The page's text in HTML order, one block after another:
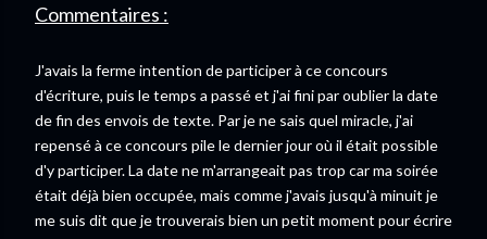
Commentaires :
J'avais la ferme intention de participer à ce concours
d'écriture, puis le temps a passé et j'ai fini par oublier la date
de fin des envois de texte. Par je ne sais quel miracle, j'ai
repensé à ce concours pile le dernier jour où il était possible
d'y participer. La date ne m'arrangeait pas trop car ma soirée
était déjà bien occupée, mais comme j'avais jusqu'à minuit je
me suis dit que je trouverais bien un petit moment pour écrire